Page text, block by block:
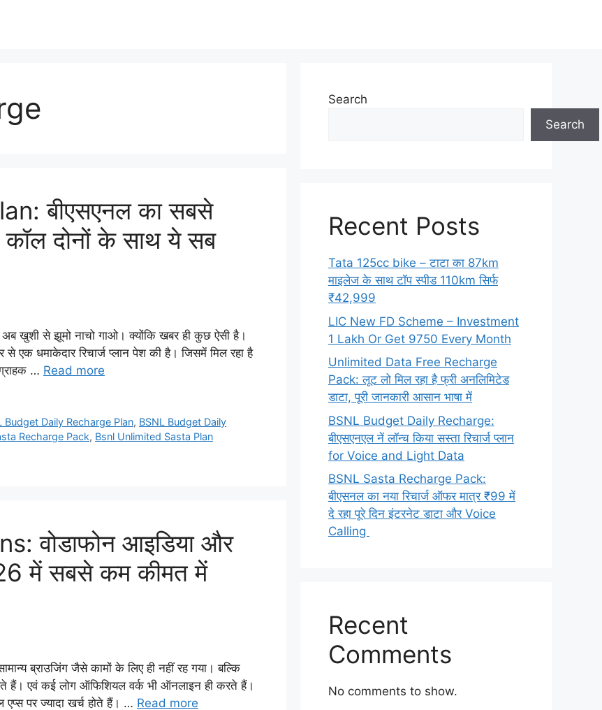
बीएसएनल का सबसे
कॉल दोनों के साथ ये सब
खुशी से झूमो नाचो गाओ। क्योंकि खबर ही कुछ ऐसी है।
एक धमाकेदार रिचार्ज प्लान पेश की है। जिसमें मिल रहा है
… Read more
Budget Daily Recharge Plan, BSNL Budget Daily
Recharge Pack, Bsnl Unlimited Sasta Plan
वोडाफोन आइडिया और
में सबसे कम कीमत में
ब्राउजिंग जैसे कामों के लिए ही नहीं रह गया। बल्कि
एवं कई लोग ऑफिशियल वर्क भी ऑनलाइन ही करते हैं।
पर ज्यादा खर्च होते हैं। … Read more
Search
Search
Recent Posts
Tata 125cc bike – टाटा का 87km
माइलेज के साथ टॉप स्पीड 110km सिर्फ
₹42,999
LIC New FD Scheme – Investment
1 Lakh Or Get 9750 Every Month
Unlimited Data Free Recharge
Pack: लूट लो मिल रहा है फ्री अनलिमिटेड
डाटा, पूरी जानकारी आसान भाषा में
BSNL Budget Daily Recharge:
बीएसएनएल नें लॉन्च किया सस्ता रिचार्ज प्लान
for Voice and Light Data
BSNL Sasta Recharge Pack:
बीएसनल का नया रिचार्ज ऑफर मात्र ₹99 में
दे रहा पूरे दिन इंटरनेट डाटा और Voice
Calling
Recent
Comments
No comments to show.